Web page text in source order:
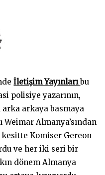
İletişim Yayınlarıbu
polisiye yazarının,
arka arkaya basmaya
Weimar Almanya’sından
kesitte Komiser Gereon
ve her iki seri bir
dönem Almanya